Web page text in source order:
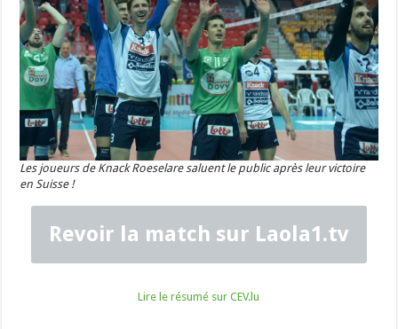
Les joueurs de Knack Roeselare saluent le public après leur victoire
en Suisse !
Revoir la match sur Laola1.tv
Lire le résumé sur CEV.lu